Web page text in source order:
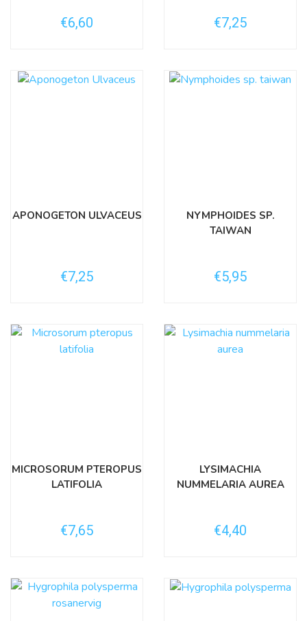
€6,60 €7,25
APONOGETON ULVACEUS
€7,25
NYMPHOIDES SP.
TAIWAN
€5,95
MICROSORUM PTEROPUS
LATIFOLIA
€7,65
LYSIMACHIA
NUMMELARIA AUREA
€4,40